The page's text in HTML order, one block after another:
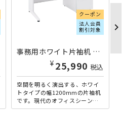
クーポン
法人会員
割引対象
事務用ホワイト片袖机 W1200×D700×H700 KDW-127S | 270035
¥ 25,990 税込
空間を明るく演出する、ホワイ
トタイプの幅1200mmの片袖机
です。現代のオフィスシーンで
使われているデスクサイズの中
chevron_right